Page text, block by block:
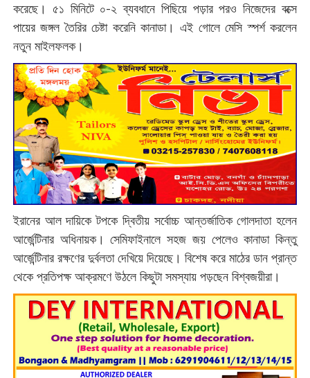
করেছে। ৫১ মিনিটে ০-২ ব্যবধানে পিছিয়ে পড়ার পরও নিজেদের বক্সে
পায়ের জঙ্গল তৈরির চেষ্টা করেনি কানাডা। এই গোলে মেসি স্পর্শ করলেন
নতুন মাইলফলক।
ইরানের আল দায়িকে টপকে দ্বিতীয় সর্বোচ্চ আন্তর্জাতিক গোলদাতা হলেন
আর্জেন্টিনার অধিনায়ক। সেমিফাইনালে সহজ জয় পেলেও কানাডা কিন্তু
আর্জেন্টিনার রক্ষণের দুর্বলতা দেখিয়ে দিয়েছে। বিশেষ করে মাঠের ডান প্রান্ত
থেকে প্রতিপক্ষ আক্রমণে উঠলে কিছুটা সমস্যায় পড়ছেন বিশ্বজয়ীরা।